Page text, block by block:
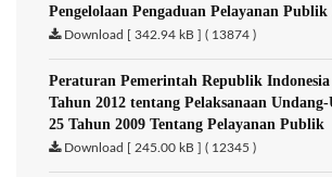
Pengelolaan Pengaduan Pelayanan Publik
Download [ 342.94 kB ] ( 13874 )
Peraturan Pemerintah Republik
Tahun 2012 tentang Pelaksanaan
25 Tahun 2009 Tentang Pelayanan Publik
Download [ 245.00 kB ] ( 12345 )